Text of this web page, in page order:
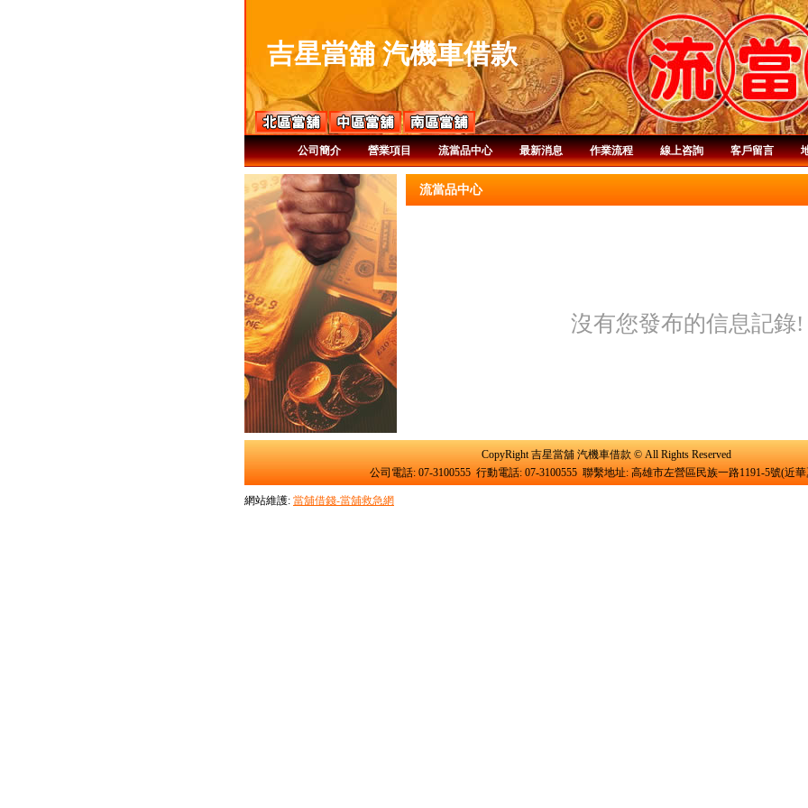
吉星當舖 汽機車借款
公司簡介 營業項目 流當品中心 最新消息 作業流程 線上咨詢 客戶留言
流當品中心
沒有您發布的信息記錄!
CopyRight 吉星當舖 汽機車借款 © All Rights Reserved
公司電話: 07-3100555 行動電話: 07-3100555 聯繫地址: 高雄市左營區民族一路1191-5號(近
網站維護: 當舖借錢-當舖救急網